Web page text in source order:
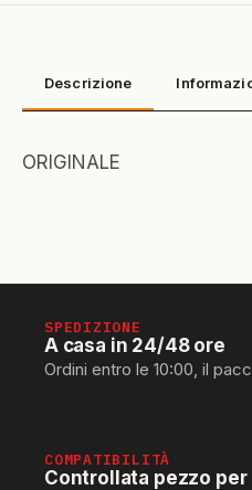
Descrizione
ORIGINALE
SPEDIZIONE
A casa in 24/48 ore
Ordini entro le 10:00, il
COMPATIBILITÀ
Controllata pezzo per